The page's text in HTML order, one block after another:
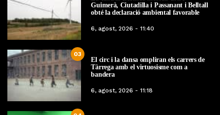
Guimerà, Ciutadilla i Passanant i Belltall
obté la declaració ambiental favorable
6, agost, 2026 - 11:40
03
El circ i la dansa ompliran els carrers de
Tàrrega amb el virtuosisme com a
bandera
6, agost, 2026 - 11:18